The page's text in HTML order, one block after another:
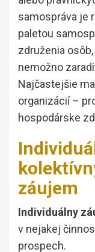
samospráva je
paletou
združenia
nemožno
Najčastejšie
organizácií –
hospodárske
záujem
Individuálny
v nejakej
prospech.